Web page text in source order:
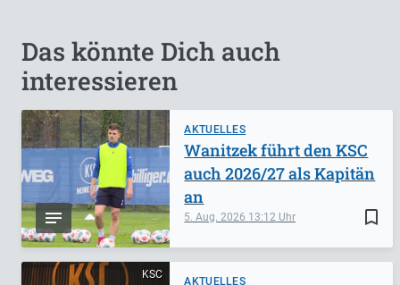
Das könnte Dich auch
interessieren
AKTUELLES
bookmark_border
5. Aug. 2026 13:12
Wanitzek führt den KSC
auch 2026/27 als Kapitän
an
KSC
AKTUELLES